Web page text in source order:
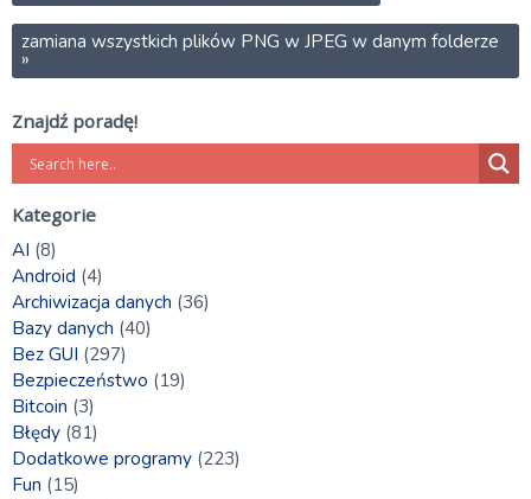
zamiana wszystkich plików PNG w JPEG w danym folderze
»
Znajdź poradę!
Kategorie
AI (8)
Android (4)
Archiwizacja danych (36)
Bazy danych (40)
Bez GUI (297)
Bezpieczeństwo (19)
Bitcoin (3)
Błędy (81)
Dodatkowe programy (223)
Fun (15)